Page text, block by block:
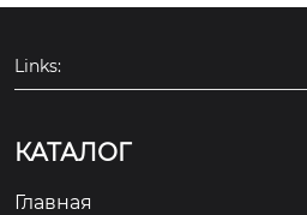
Links:
КАТАЛОГ
Главная